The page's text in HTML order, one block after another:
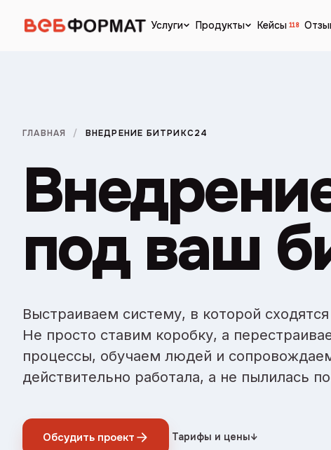
Услуги Продукты Кейсы 118
ГЛАВНАЯ / ВНЕДРЕНИЕ БИТРИКС24
под ваш
Выстраиваем систему, в которой
Не просто ставим коробку, а
процессы, обучаем людей и
действительно работала, а не пылилась
Обсудить проект Тарифы и цены↓